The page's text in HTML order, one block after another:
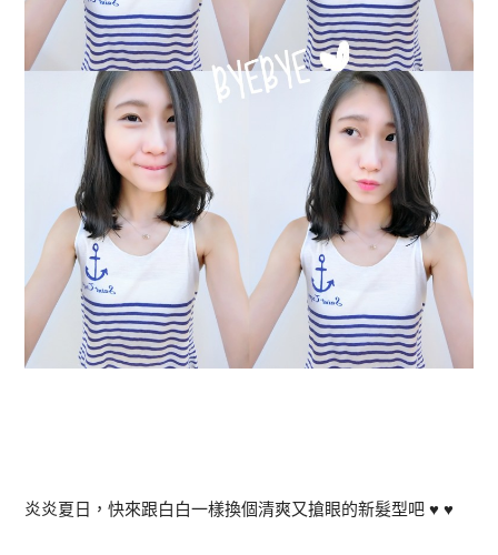
炎炎夏日，快來跟白白一樣換個清爽又搶眼的新髮型吧 ♥ ♥